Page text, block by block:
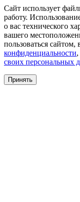
Сайт использует
работу.
о вас технического
вашего
пользоваться сайтом,
конфиденциальности
своих персональных
Принять